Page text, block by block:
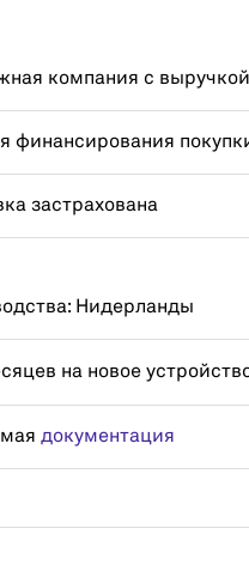
компания с
финансирования
застрахована
Нидерланды
на новое
документация